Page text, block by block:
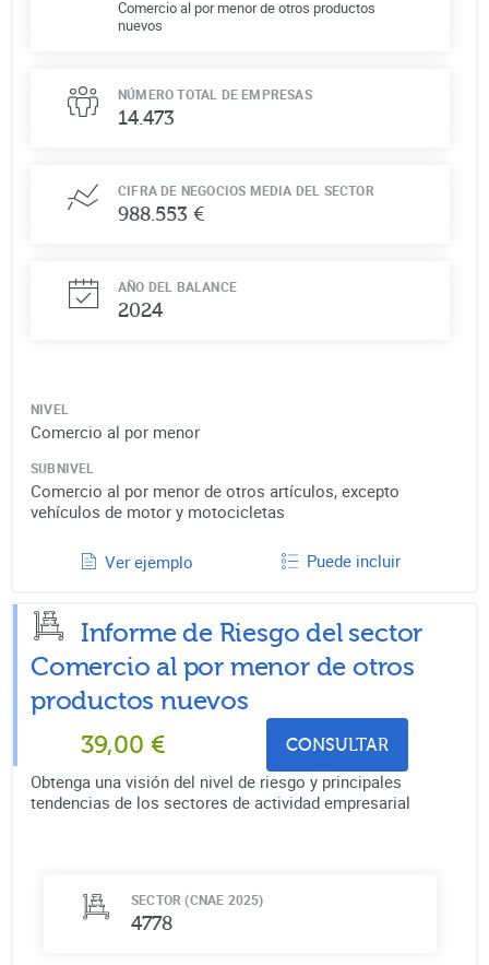
Comercio al por menor de otros productos
nuevos
NÚMERO TOTAL DE EMPRESAS
14.473
CIFRA DE NEGOCIOS MEDIA DEL SECTOR
988.553 €
AÑO DEL BALANCE
2024
NIVEL
Comercio al por menor
SUBNIVEL
Comercio al por menor de otros artículos, excepto
vehículos de motor y motocicletas
Ver ejemplo Puede incluir
Informe de Riesgo del sector
Comercio al por menor de otros
productos nuevos
39,00 € CONSULTAR
Obtenga una visión del nivel de riesgo y principales
tendencias de los sectores de actividad empresarial
SECTOR (CNAE 2025)
4778